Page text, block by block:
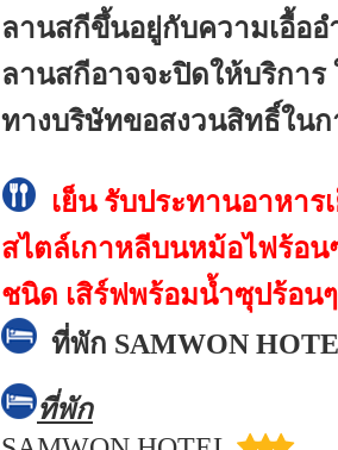
ลานสกีขึ้นอยู่กับความเอื้อ
ลานสกีอาจจะปิดให้บริกา
ทางบริษัทขอสงวนสิทธิ์ใน
เย็น รับประทานอาหาร
สไตล์เกาหลีบนหม้อไฟร้อ
ชนิด เสิร์ฟพร้อมน้ำซุปร้อ
ที่พัก SAMWON
ที่พัก